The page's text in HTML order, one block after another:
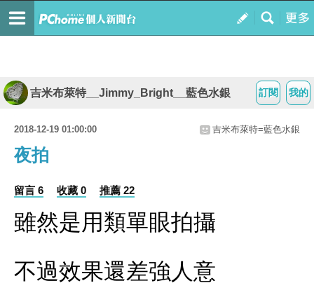
我的
訂閱
吉米布萊特__Jimmy_Bright__藍色水銀
2018-12-19 01:00:00 吉米布萊特=藍色水銀
夜拍
留言 6 收藏 0 推薦 22
雖然是用類單眼拍攝
不過效果還差強人意